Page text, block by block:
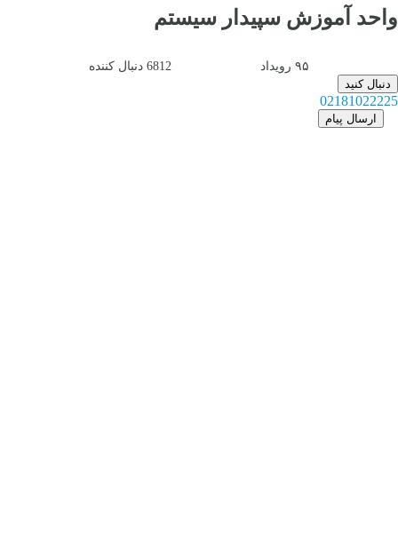
واحد آموزش سپیدار سیستم
۹۵ رویداد 6812 دنبال کننده
دنبال کنید
02181022225
ارسال پیام